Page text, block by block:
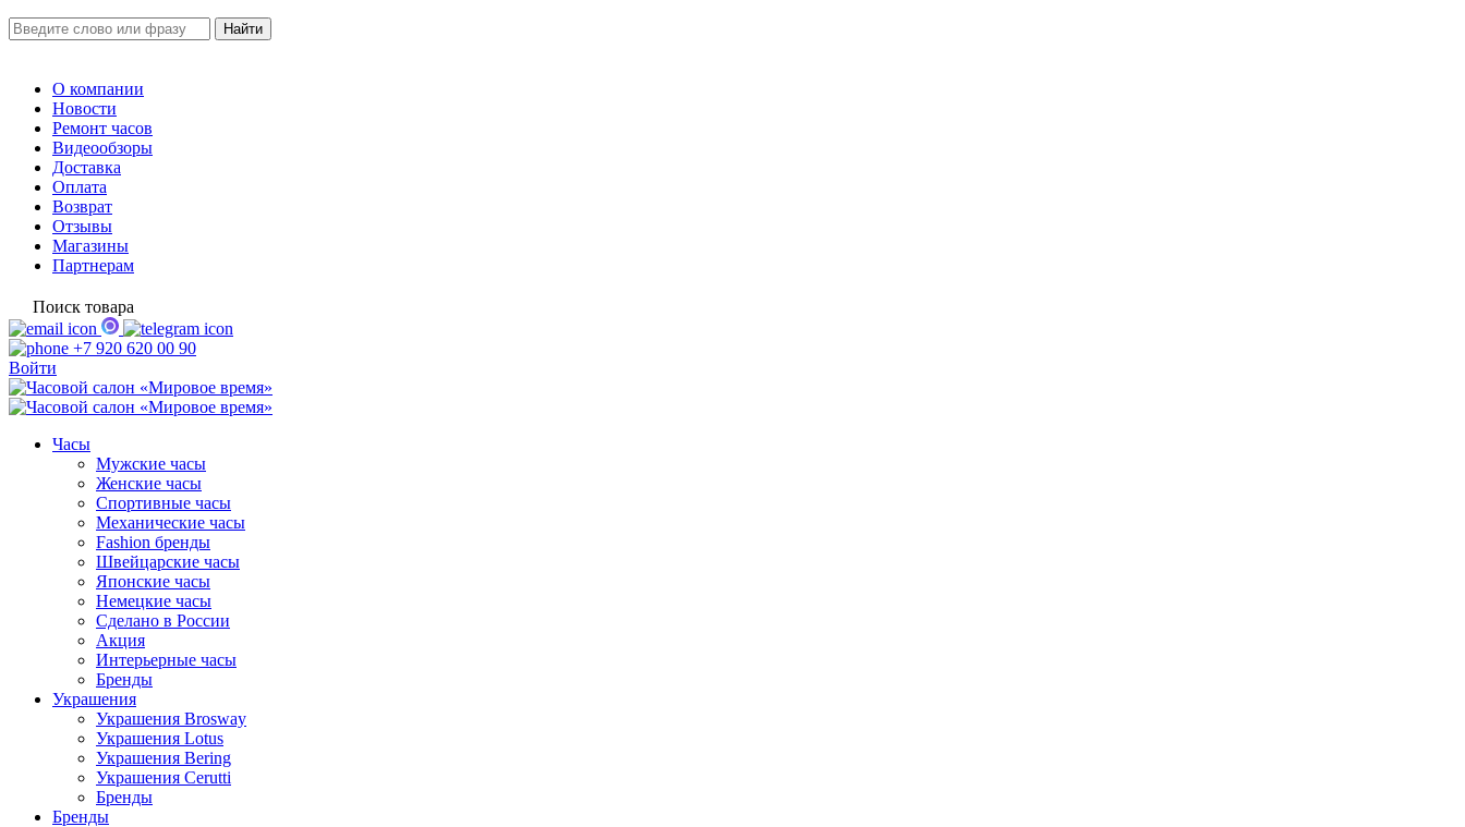
О компании
Новости
Ремонт часов
Видеообзоры
Доставка
Оплата
Возврат
Отзывы
Магазины
Партнерам
Поиск товара
+7 920 620 00 90
Войти
Часы
Мужские часы
Женские часы
Спортивные часы
Механические часы
Fashion бренды
Швейцарские часы
Японские часы
Немецкие часы
Сделано в России
Акция
Интерьерные часы
Бренды
Украшения
Украшения Brosway
Украшения Lotus
Украшения Bering
Украшения Cerutti
Бренды
Бренды